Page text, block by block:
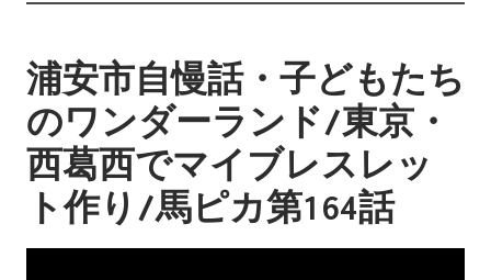
浦安市自慢話・子どもたち
のワンダーランド/東京・
西葛西でマイブレスレッ
ト作り/馬ピカ第164話